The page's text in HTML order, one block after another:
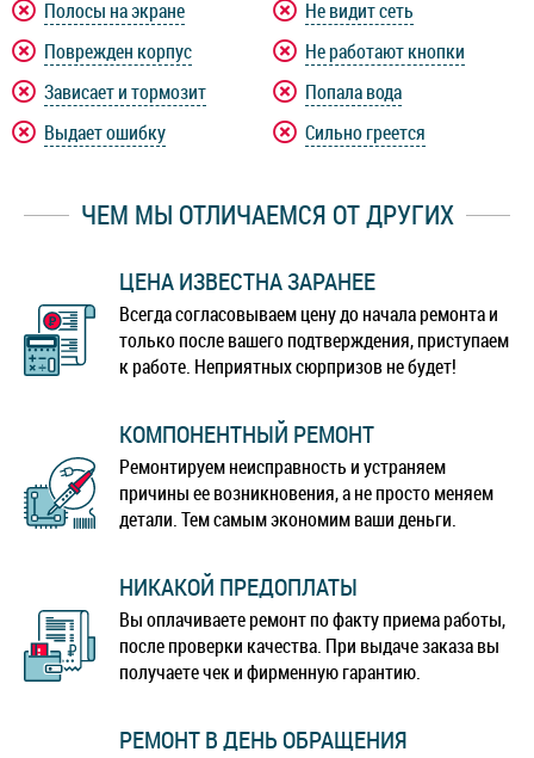
Lenovo Vibe X3
Lenovo Z5 Lenovo Z5s
Lenovo Z6 Pro
Полосы на экране
Поврежден корпус
Зависает и тормозит
Выдает ошибку
Не видит сеть
Не работают кнопки
Попала вода
Сильно греется
ЧЕМ МЫ ОТЛИЧАЕМСЯ ОТ ДРУГИХ
ЦЕНА ИЗВЕСТНА ЗАРАНЕЕ
Всегда согласовываем цену до начала ремонта и
только после вашего подтверждения, приступаем
к работе. Неприятных сюрпризов не будет!
КОМПОНЕНТНЫЙ РЕМОНТ
Ремонтируем неисправность и устраняем
причины ее возникновения, а не просто меняем
детали. Тем самым экономим ваши деньги.
НИКАКОЙ ПРЕДОПЛАТЫ
Вы оплачиваете ремонт по факту приема работы,
после проверки качества. При выдаче заказа вы
получаете чек и фирменную гарантию.
РЕМОНТ В ДЕНЬ ОБРАЩЕНИЯ